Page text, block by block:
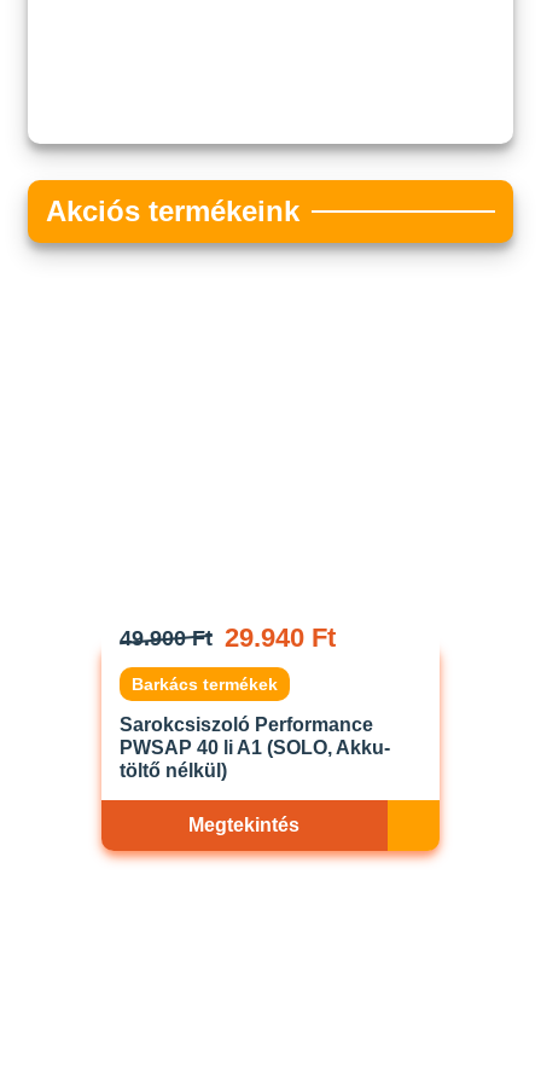
Akciós termékeink
49.900 Ft 29.940 Ft
Barkács termékek
Sarokcsiszoló Performance
PWSAP 40 li A1 (SOLO, Akku-
töltő nélkül)
Megtekintés